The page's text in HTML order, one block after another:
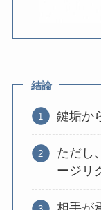
結論
鍵垢か
ただし
ージリ